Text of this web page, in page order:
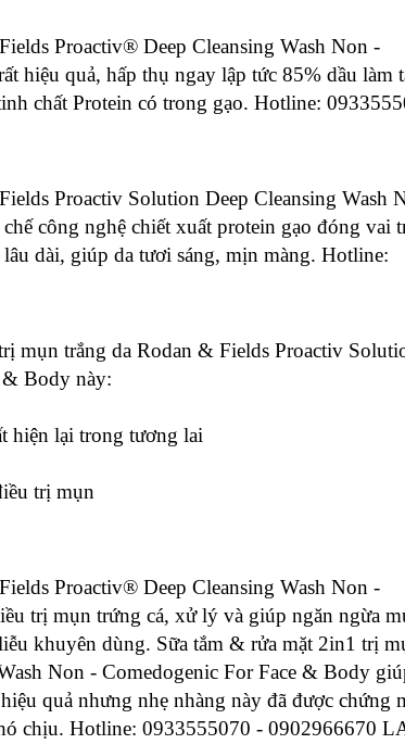
Proactiv® Deep Cleansing Wash Non -
hiệu quả, hấp thụ ngay lập tức 85% dầu làm
chất Protein có trong gạo. Hotline:
Proactiv Solution Deep Cleansing Wash
công nghệ chiết xuất protein gạo đóng vai
dài, giúp da tươi sáng, mịn màng. Hotline:
mụn trắng da Rodan & Fields Proactiv
& Body này:
hiện lại trong tương lai
trị mụn
Proactiv® Deep Cleansing Wash Non -
trị mụn trứng cá, xử lý và giúp ngăn ngừa
khuyên dùng. Sữa tắm & rửa mặt 2in1 trị
Non - Comedogenic For Face & Body
quả nhưng nhẹ nhàng này đã được chứng
chịu. Hotline: 0933555070 - 0902966670